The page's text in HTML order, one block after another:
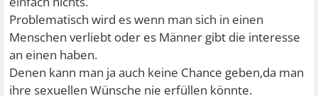
Problematisch wird es wenn man sich in einen
Menschen verliebt oder es Männer gibt die interesse
an einen haben.
Denen kann man ja auch keine Chance geben,da man
ihre sexuellen Wünsche nie erfüllen könnte.